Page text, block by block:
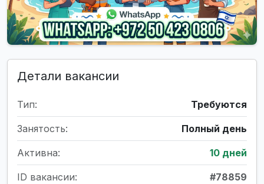
Детали вакансии
Тип: Требуются
Занятость: Полный день
Активна: 10 дней
ID вакансии: #78859